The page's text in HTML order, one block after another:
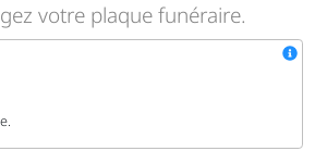
votre plaque funéraire.